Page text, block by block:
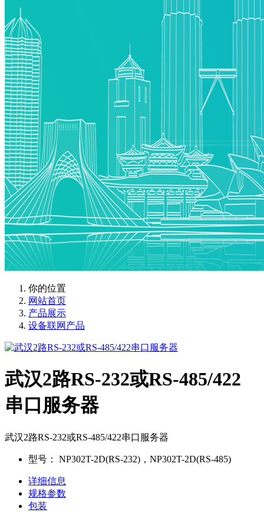
你的位置
网站首页
产品展示
设备联网产品
武汉2路RS-232或RS-485/422
串口服务器
武汉2路RS-232或RS-485/422串口服务器
型号： NP302T-2D(RS-232)，NP302T-2D(RS-485)
详细信息
规格参数
包装